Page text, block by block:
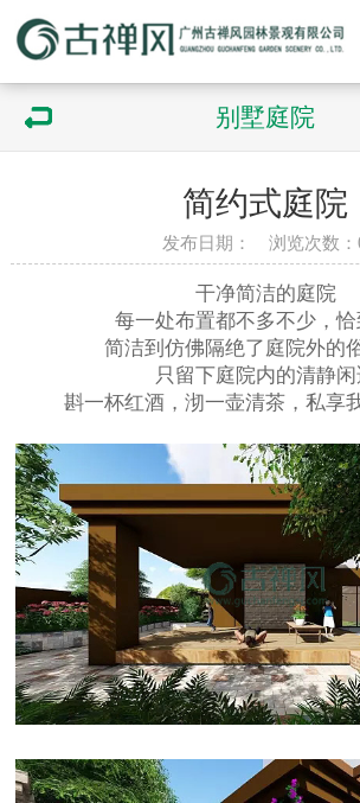
别墅庭院
简约式庭院
发布日期： 浏览次数：
干净简洁的庭院
每一处布置都不多不少，
简洁到仿佛隔绝了庭院外的
只留下庭院内的清静闲
斟一杯红酒，沏一壶清茶，私享